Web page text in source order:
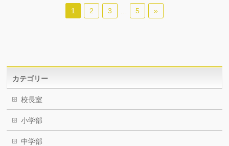
1 2 3 5 »
カテゴリー
校長室
小学部
中学部